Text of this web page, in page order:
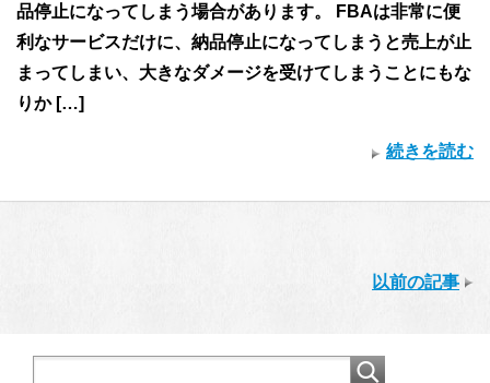
品停止になってしまう場合があります。 FBAは非常に便
利なサービスだけに、納品停止になってしまうと売上が止
まってしまい、大きなダメージを受けてしまうことにもな
りか […]
続きを読む
以前の記事